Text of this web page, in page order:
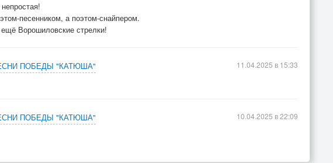
песенником, а поэтом-снайпером.
Ворошиловские стрелки!
ПОБЕДЫ "КАТЮША"
11.04.2025 в 15:33
ПОБЕДЫ "КАТЮША"
10.04.2025 в 22:09